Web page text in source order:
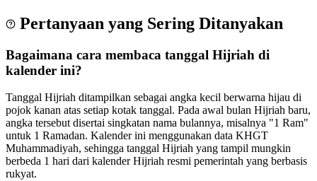
Pertanyaan yang Sering Ditanyakan
Bagaimana cara membaca tanggal Hijriah di
kalender ini?
Tanggal Hijriah ditampilkan sebagai angka kecil berwarna hijau di
pojok kanan atas setiap kotak tanggal. Pada awal bulan Hijriah baru,
angka tersebut disertai singkatan nama bulannya, misalnya "1 Ram"
untuk 1 Ramadan. Kalender ini menggunakan data KHGT
Muhammadiyah, sehingga tanggal Hijriah yang tampil mungkin
berbeda 1 hari dari kalender Hijriah resmi pemerintah yang berbasis
rukyat.